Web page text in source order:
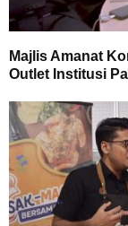
Majlis Amanat
Outlet Institusi